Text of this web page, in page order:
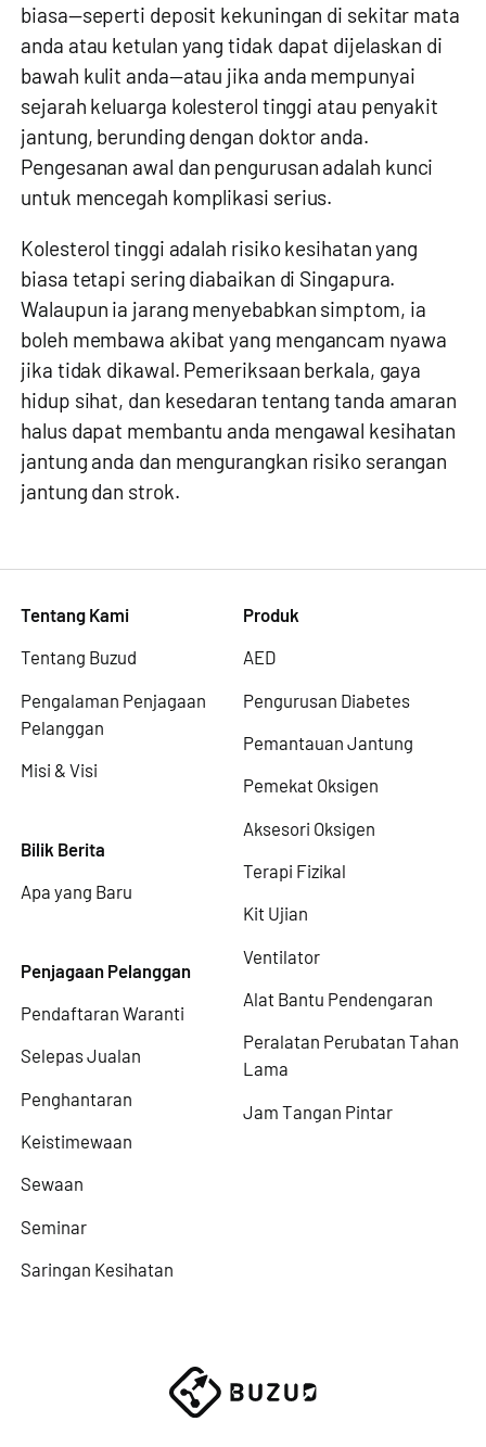
biasa—seperti deposit kekuningan di sekitar mata
anda atau ketulan yang tidak dapat dijelaskan di
bawah kulit anda—atau jika anda mempunyai
sejarah keluarga kolesterol tinggi atau penyakit
jantung, berunding dengan doktor anda.
Pengesanan awal dan pengurusan adalah kunci
untuk mencegah komplikasi serius.
Kolesterol tinggi adalah risiko kesihatan yang
biasa tetapi sering diabaikan di Singapura.
Walaupun ia jarang menyebabkan simptom, ia
boleh membawa akibat yang mengancam nyawa
jika tidak dikawal. Pemeriksaan berkala, gaya
hidup sihat, dan kesedaran tentang tanda amaran
halus dapat membantu anda mengawal kesihatan
jantung anda dan mengurangkan risiko serangan
jantung dan strok.
Tentang Kami
Tentang Buzud
Pengalaman Penjagaan
Pelanggan
Misi & Visi
Bilik Berita
Apa yang Baru
Penjagaan Pelanggan
Pendaftaran Waranti
Selepas Jualan
Penghantaran
Keistimewaan
Sewaan
Seminar
Saringan Kesihatan
Produk
AED
Pengurusan Diabetes
Pemantauan Jantung
Pemekat Oksigen
Aksesori Oksigen
Terapi Fizikal
Kit Ujian
Ventilator
Alat Bantu Pendengaran
Peralatan Perubatan Tahan
Lama
Jam Tangan Pintar